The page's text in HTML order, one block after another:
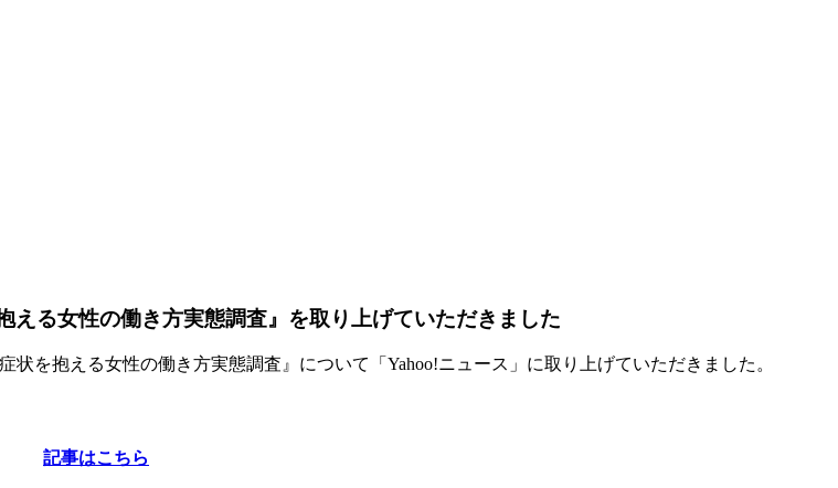
える女性の働き方実態調査』を取り上げていただきました
を抱える女性の働き方実態調査』について「Yahoo!ニュース」に取り上げていただきました。
記事はこちら